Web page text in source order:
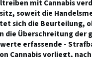
mit Cannabis
soweit die
sich die Beurteilung,
die Überschreitung der
erfassende -
Cannabis vorliegt,